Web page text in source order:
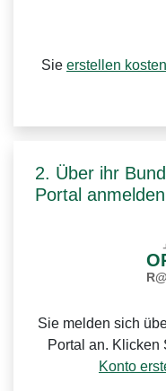
Sie erstellen
2. Über ihr
Portal anmelden
Sie melden sich
Portal an. Klicken
Konto